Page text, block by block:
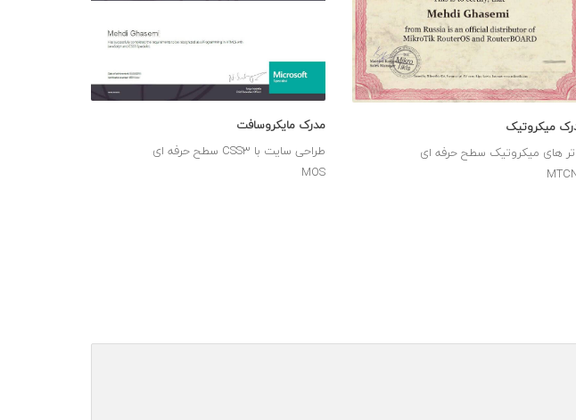
مدرک مایکروسافت
طراحی سایت با CSS3 سطح حرفه ای
MOS
میکروتیک
های میکروتیک سطح حرفه ای